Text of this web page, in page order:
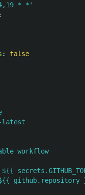
*
*'
:
: false
latest
workflow
${{
github.repository